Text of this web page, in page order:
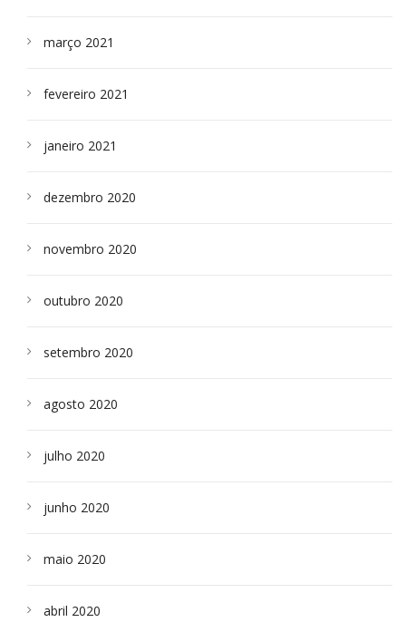
março 2021
fevereiro 2021
janeiro 2021
dezembro 2020
novembro 2020
outubro 2020
setembro 2020
agosto 2020
julho 2020
junho 2020
maio 2020
abril 2020